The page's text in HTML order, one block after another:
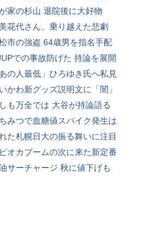
家の杉山 退院後に大好物
花代さん、乗り越えた悲劇
市の強盗 64歳男を指名手配
での事故防げた 持論を展開
あの人最低」ひろゆき氏へ私見
かわ新グッズ説明文に「闇」
も万全では 大谷が持論語る
みつで血糖値スパイク発生は
た札幌日大の振る舞いに注目
オカブームの次に来た新定番
サーチャージ 秋に値下げも